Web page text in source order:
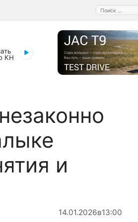
Поиск:
КН
и
14.01.2026в13:00